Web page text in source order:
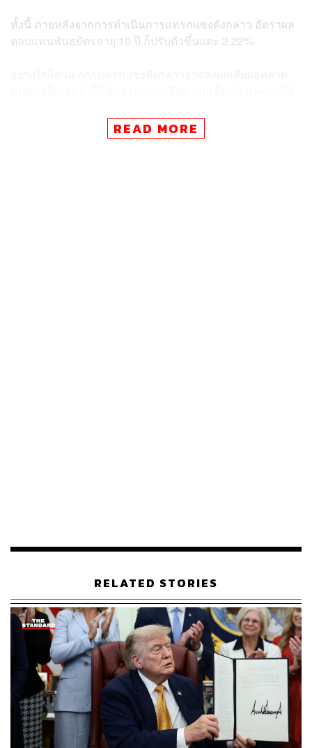
ทั้งนี้ ภายหลังจากการดำเนินการแทรกแซงดังกล่าว อัตราผล
ตอบแทนพันธบัตรอายุ 10 ปี ก็ปรับตัวขึ้นแตะ 2.22%
สะท้อนออกมาผ่านตัวเลขเงินทุนไหลออกของจีนที่สูงขึ้นเป็น
ประวัติการณ์ในช่วงสัปดาห์ก่อน
3/china-goes-to-new-extremes-in-crackdown-on-bon
d-market-frenzy?srnd=homepage-asia&sref=CVqPB
MVg
สามารถติดตาม THE STANDARD WEALTH
ผ่านแอปพลิเคชันต่างๆ ที่คุณสะดวกหรือใช้งานอยู่แล้วได้เลย
READ MORE
RELATED STORIES